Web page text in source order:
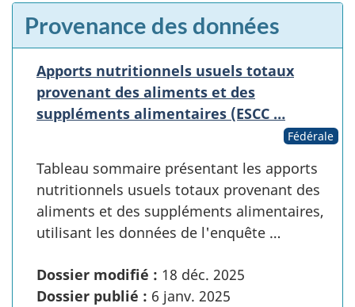
Provenance des données
Apports nutritionnels usuels totaux
provenant des aliments et des
suppléments alimentaires (ESCC …
Fédérale
Tableau sommaire présentant les apports
nutritionnels usuels totaux provenant des
aliments et des suppléments alimentaires,
utilisant les données de l'enquête …
Dossier modifié : 18 déc. 2025
Dossier publié : 6 janv. 2025